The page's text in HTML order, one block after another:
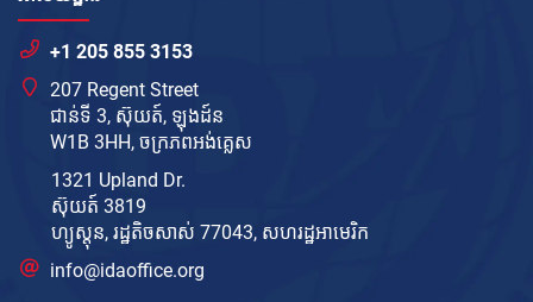
+1 205 855 3153
207 Regent Street
ជាន់ទី 3, ស៊ុយត៍, ឡុងដ៍ន
W1B 3HH, ចក្រភព​អង់គ្លេស
1321 Upland Dr.
ស៊ុយត៍ 3819
ហ្យូស្តុន, រដ្ឋតិចសាស់ 77043, សហរដ្ឋ​អាមេរិក
info@idaoffice.org